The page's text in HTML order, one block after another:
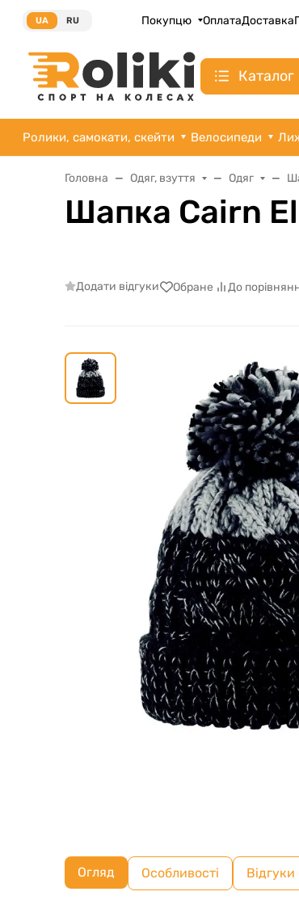
UA RU Покупцю ОплатаДоставка
Каталог
Ролики, самокати, скейти Велосипеди
Головна Одяг, взуття Одяг
Шапка Cairn
Додати відгуки Обране До
Огляд Особливості Відгуки